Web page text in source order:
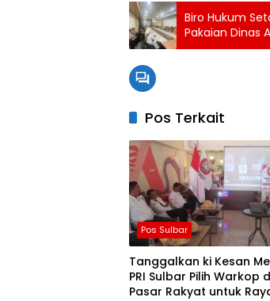
Biro Hukum
Pakaian Dinas
Pos Terkait
Pos Sulbar
Tanggalkan ki Kesan
PRI Sulbar Pilih Warkop
Pasar Rakyat untuk